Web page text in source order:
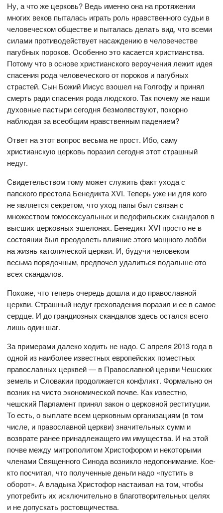
Ну, а что же церковь? Ведь именно она на протяжении
многих веков пыталась играть роль нравственного судьи в
человеческом обществе и пыталась делать вид, что всеми
силами противодействует насаждению в человечестве
пагубных пороков. Особенно это касается христианства.
Потому что в основе христианского вероучения лежит идея
спасения рода человеческого от пороков и пагубных
страстей. Сын Божий Иисус взошел на Голгофу и принял
смерть ради спасения рода людского. Так почему же наши
духовные пастыри сегодня безмолвствуют, покорно
наблюдая за всеобщим нравственным падением?
Ответ на этот вопрос весьма не прост. Ибо, саму
христианскую церковь поразил сегодня этот страшный
недуг.
Свидетельством тому может служить факт ухода с
папского престола Бенедикта ХVI. Теперь уже ни для кого
не является секретом, что уход папы был связан с
множеством гомосексуальных и педофильских скандалов в
высших церковных эшелонах. Бенедикт XVI просто не в
состоянии был преодолеть влияние этого мощного лобби
на жизнь католической церкви. И, будучи человеком
весьма порядочным, предпочел удалиться подальше ото
всех скандалов.
Похоже, что теперь очередь дошла и до православной
церкви. Страшный недуг грехопадения поразил и ее в самое
сердце. И до грандиозных скандалов здесь остался всего
лишь один шаг.
За примерами далеко ходить не надо. С апреля 2013 года в
одной из наиболее известных европейских поместных
православных церквей — в Православной церкви Чешских
земель и Словакии продолжается конфликт. Формально он
возник на чисто экономической почве. Как известно,
чешский Парламент принял закон о церковной реституции.
То есть, о выплате всем церковным организациям (в том
числе, и православной церкви) значительных сумм и
возврате ранее принадлежащего им имущества. И на этой
почве между митрополитом Христофором и некоторыми
членами Священного Синода возникло недопонимание. Кое-
кто посчитал, что полученные деньги надо «пустить в
оборот». А владыка Христофор настаивал на том, чтобы
употребить их исключительно в благотворительных целях
и не допускать ростовщичества.